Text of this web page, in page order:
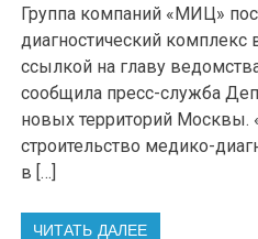
Группа компаний «МИЦ»
диагностический комплекс
ссылкой на главу
сообщила пресс-служба
новых территорий Москвы.
строительство медико-
в […]
ЧИТАТЬ ДАЛЕЕ